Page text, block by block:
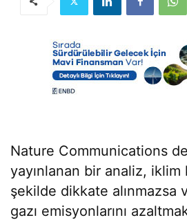
Nature Communications
yayınlanan bir analiz,
şekilde dikkate alınmazsa
gazı emisyonlarını